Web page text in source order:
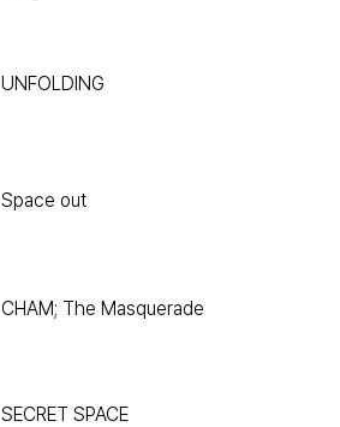
UNFOLDING
Space out
CHAM; The Masquerade
SECRET SPACE